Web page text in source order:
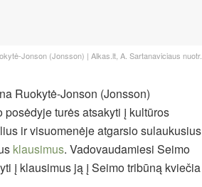
Jonson (Jonsson) | Alkas.lt, A. Sartanaviciaus nuotr.
Ruokytė-Jonson (Jonsson)
turės atsakyti į kultūros
ir visuomenėje atgarsio sulaukusius
klausimus. Vadovaudamiesi Seimo
į klausimus ją į Seimo tribūną kviečia